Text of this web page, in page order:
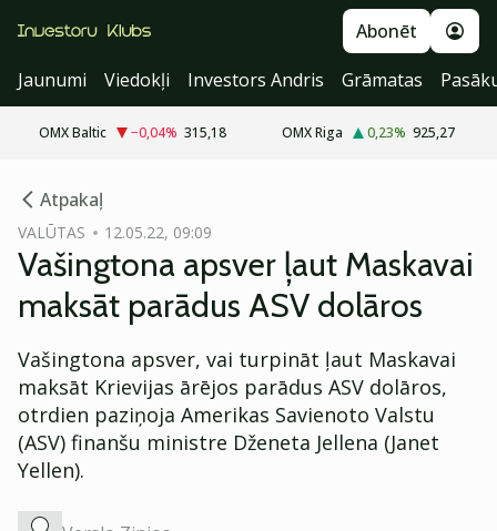
Abonēt
Jaunumi
Viedokļi Investors Andris Grāmatas
OMX Baltic −0,04% 315,18 OMX Riga 0,23% 925,27
Atpakaļ
VALŪTAS 12.05.22, 09:09
Vašingtona apsver ļaut Maskavai
maksāt parādus ASV dolāros
Vašingtona apsver, vai turpināt ļaut Maskavai
maksāt Krievijas ārējos parādus ASV dolāros,
otrdien paziņoja Amerikas Savienoto Valstu
(ASV) finanšu ministre Dženeta Jellena (Janet
Yellen).